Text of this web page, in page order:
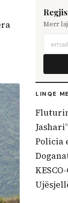
Merr
LINQE
Jashari”
Policia